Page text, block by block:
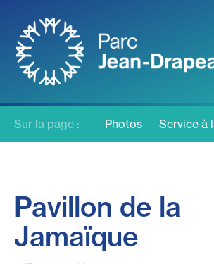
Sur la page : Photos Service à
Pavillon de la
Jamaïque